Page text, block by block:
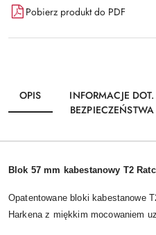
Pobierz produkt do PDF
OPIS
INFORMACJE DOT.
BEZPIECZEŃSTWA
Blok 57 mm kabestanowy T2
Opatentowane bloki kabestanowe
Harkena z miękkim mocowaniem